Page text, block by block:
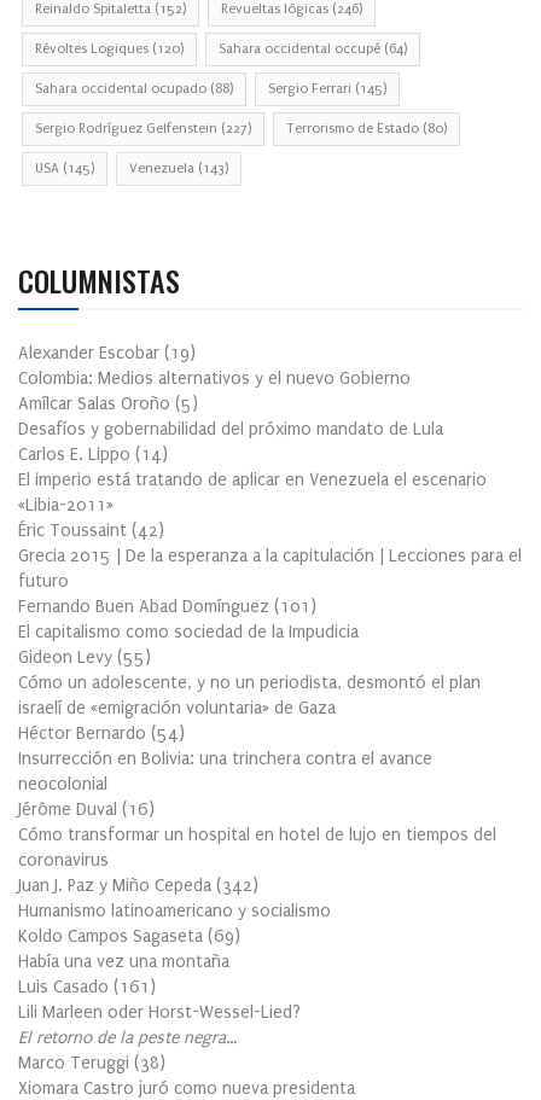
Reinaldo Spitaletta (152) Revueltas lógicas (246)
Révoltes Logiques (120) Sahara occidental occupé (64)
Sahara occidental ocupado (88) Sergio Ferrari (145)
Sergio Rodríguez Gelfenstein (227) Terrorismo de Estado (80)
USA (145) Venezuela (143)
COLUMNISTAS
Alexander Escobar (19)
Colombia: Medios alternativos y el nuevo Gobierno
Amílcar Salas Oroño (5)
Desafíos y gobernabilidad del próximo mandato de Lula
Carlos E. Lippo (14)
El imperio está tratando de aplicar en Venezuela el escenario
«Libia-2011»
Éric Toussaint (42)
Grecia 2015 | De la esperanza a la capitulación | Lecciones para el
futuro
Fernando Buen Abad Domínguez (101 )
El capitalismo como sociedad de la Impudicia
Gideon Levy (55)
Cómo un adolescente, y no un periodista, desmontó el plan
israelí de «emigración voluntaria» de Gaza
Héctor Bernardo (54)
Insurrección en Bolivia: una trinchera contra el avance
neocolonial
Jérôme Duval (16)
Cómo transformar un hospital en hotel de lujo en tiempos del
coronavirus
Juan J. Paz y Miño Cepeda (342)
Humanismo latinoamericano y socialismo
Koldo Campos Sagaseta (69)
Había una vez una montaña
Luis Casado (161 )
Lili Marleen oder Horst-Wessel-Lied?
El retorno de la peste negra…
Marco Teruggi (38)
Xiomara Castro juró como nueva presidenta